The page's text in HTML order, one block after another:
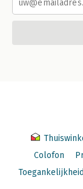
Colofon